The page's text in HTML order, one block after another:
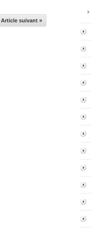
Article suivant »